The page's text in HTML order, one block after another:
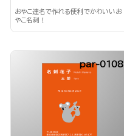
おやこ連名で作れる便利でかわいいお
やこ名刺！
par-0108